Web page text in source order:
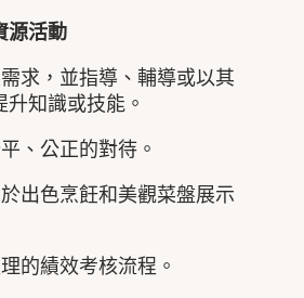
源活動
求，並指導、輔導或以其
知識或技能。
、公正的對待。
出色烹飪和美觀菜盤展示
的績效考核流程。